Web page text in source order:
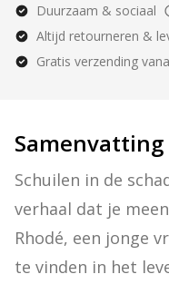
Duurzaam & sociaal
Altijd retourneren &
Gratis verzending
Samenvatting
Schuilen in de
verhaal dat je
Rhodé, een jonge
te vinden in het